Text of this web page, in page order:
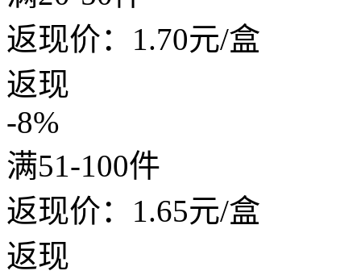
返现价： 1.70元/盒
返现
-8%
满51-100件
返现价： 1.65元/盒
返现